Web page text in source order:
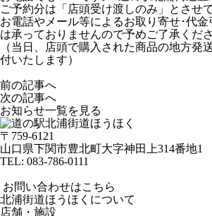
ご予約分は「店頭受け渡しのみ」とさせ
お電話やメール等によるお取り寄せ･代
は承っておりませんので予めご了承くださ
（当日、店頭で購入された商品の地方発
付いたします）
前の記事へ
次の記事へ
お知らせ一覧を見る
〒759-6121
山口県下関市豊北町大字神田上314番地1
TEL: 083-786-0111
お問い合わせはこちら
北浦街道ほうほくについて
店舗・施設